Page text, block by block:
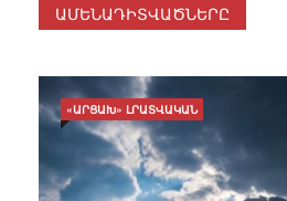
ԱՄԵՆԱԴԻՏՎԱԾՆԵՐԸ
«ԱՐՑԱԽ» ԼՐԱՏՎԱԿԱՆ